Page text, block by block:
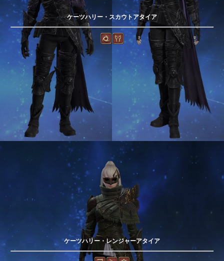
ケーツハリー・スカウトアタイア
ケーツハリー・レンジャーアタイア